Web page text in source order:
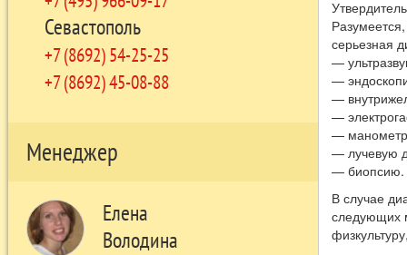
Севастополь
+7 (8692) 54-25-25
+7 (8692) 45-08-88
Менеджер
Елена
Володина
серьезная
—
—
—
—
—
— лучевую
— биопсию.
В случае
следующих